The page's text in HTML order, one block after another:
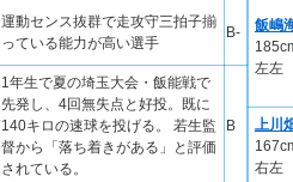
運動センス抜群で走攻守三拍子揃
っている能力が高い選手
B-
1年生で夏の埼玉大会・飯能戦で
先発し、4回無失点と好投。既に
140キロの速球を投げる。 若生監
督から「落ち着きがある」と評価
されている。
B
飯嶋
左左
上川
右左